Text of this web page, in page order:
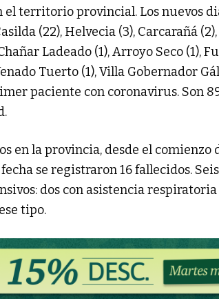
el territorio provincial. Los nuevos
(22), Helvecia (3), Carcarañá
Ladeado (1), Arroyo Seco (1),
Tuerto (1), Villa Gobernador
paciente con coronavirus. Son
en la provincia, desde el comienzo
fecha se registraron 16 fallecidos.
dos con asistencia
tipo.